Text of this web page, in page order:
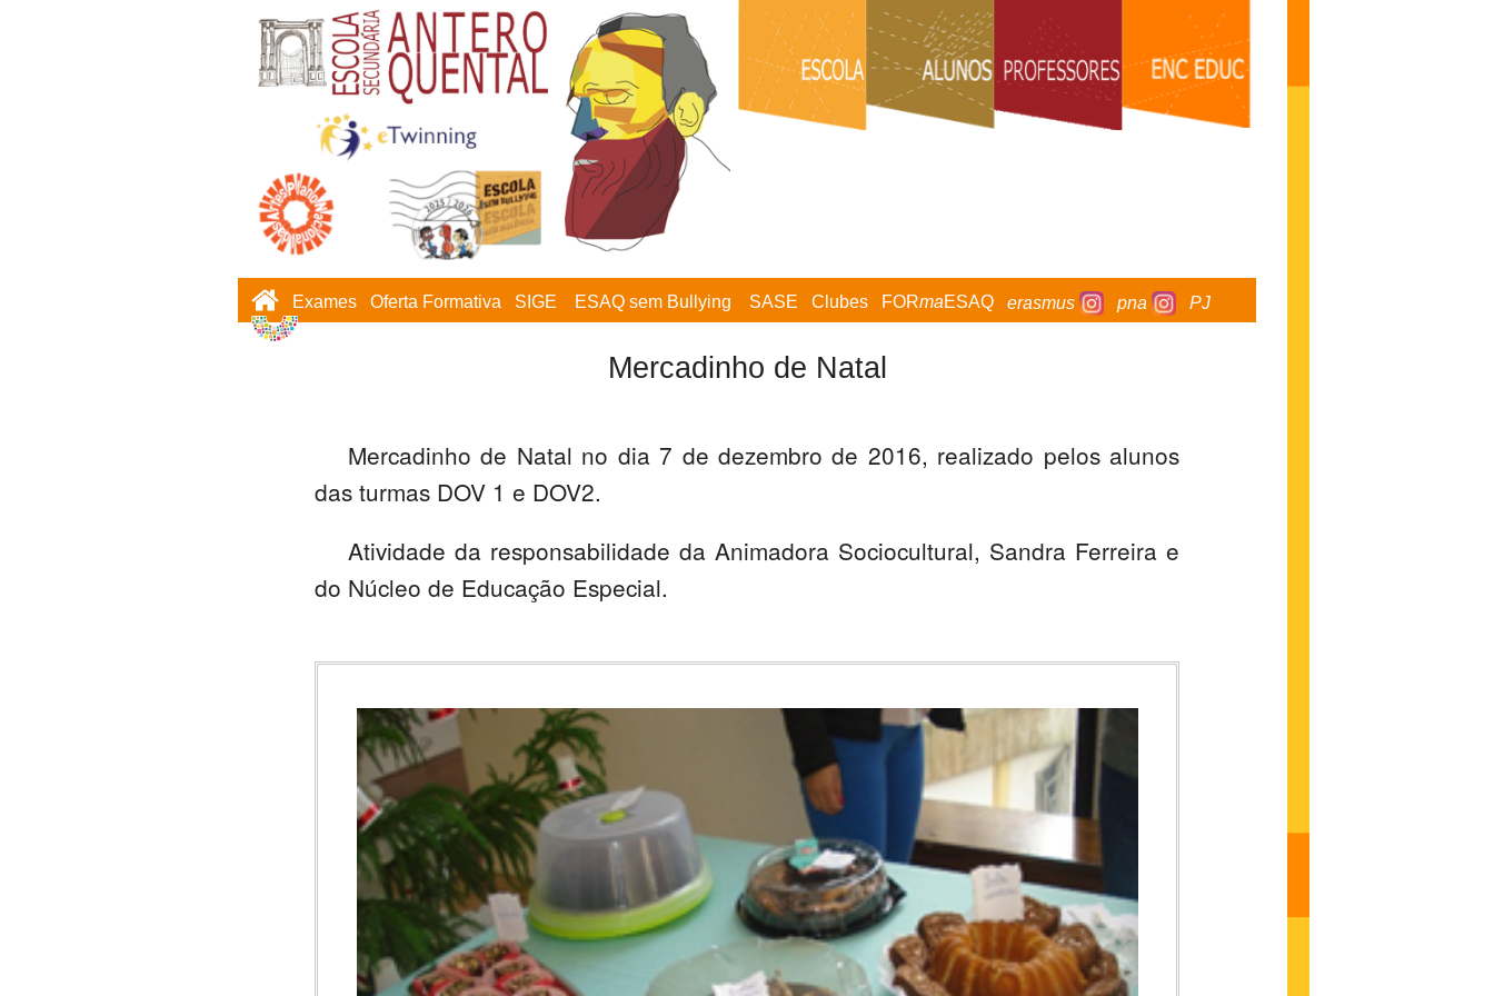
Exames Oferta Formativa SIGE ESAQ sem Bullying SASE Clubes FORmaESAQ erasmus pna PJ
Mercadinho de Natal
Mercadinho de Natal no dia 7 de dezembro de 2016, realizado pelos alunos
das turmas DOV 1 e DOV2.
Atividade da responsabilidade da Animadora Sociocultural, Sandra Ferreira e
do Núcleo de Educação Especial.